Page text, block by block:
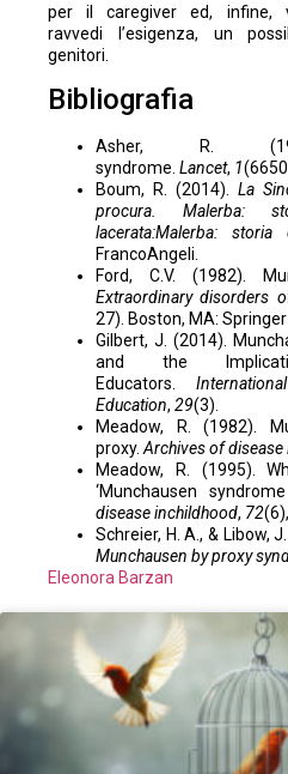
per il caregiver ed, infine,
ravvedi l’esigenza, un
genitori.
Bibliografia
Asher, R.
syndrome. Lancet, 1
Boum, R. (2014). La
procura. Malerba:
lacerata:Malerba:
FrancoAngeli.
Ford, C.V. (1982).
Extraordinary disorders
27). Boston, MA: Springer
Gilbert, J. (2014).
and the
Educators.
Education, 29(3).
Meadow, R. (1982).
proxy. Archives of
Meadow, R. (1995).
‘Munchausen
disease inchildhood, 72
Schreier, H. A., & Libow,
Munchausen by proxy
Eleonora Barzan